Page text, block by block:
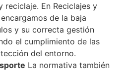
reciclaje. En Reciclajes y
de la baja
y su correcta gestión
el cumplimiento de las
del entorno.
La normativa también